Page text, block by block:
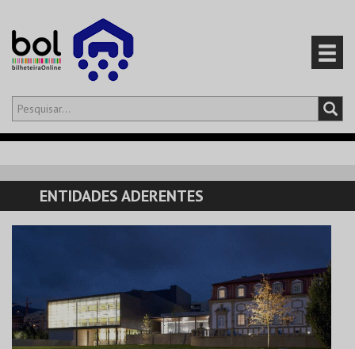
Olá,iniciar sessão
CARRINHO
EVENTOS
PRODUTOS
ENTIDADES ADERENTES